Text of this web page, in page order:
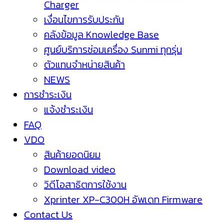
Charger
เงื่อนไขการรับประกัน
คลังข้อมูล Knowledge Base
ศูนย์บริการซ่อมเครื่อง Sunmi ทุกรุ่น
ตัวแทนจำหน่ายสินค้า
NEWS
การชำระเงิน
แจ้งชำระเงิน
FAQ
VDO
สินค้ายอดนิยม
Download video
วิดีโอสาธิตการใช้งาน
Xprinter XP-C300H อัพเดท Firmware
Contact Us